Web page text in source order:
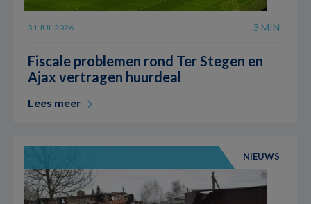
31 JUL 2026 3 MIN
Fiscale problemen rond Ter Stegen en
Ajax vertragen huurdeal
Lees meer
NIEUWS